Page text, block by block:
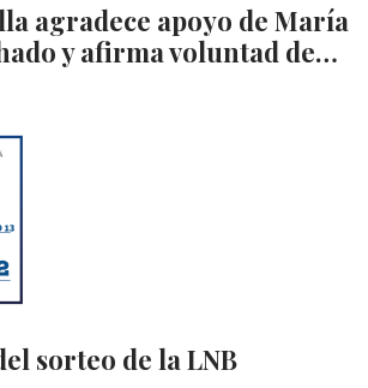
agradece apoyo de María
y afirma voluntad de…
sorteo de la LNB